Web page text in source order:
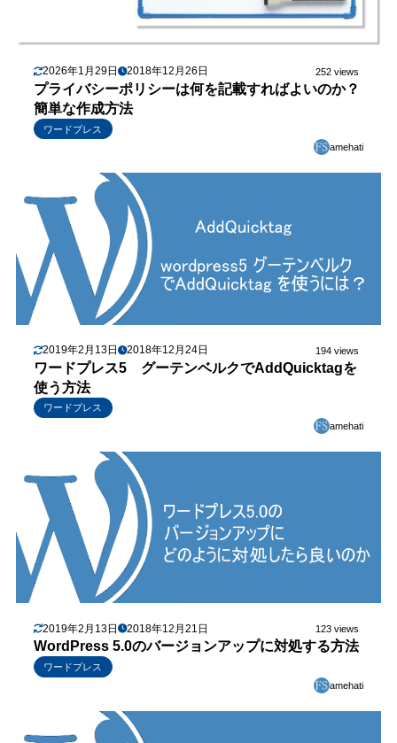
2026年1月29日 2018年12月26日 252 views
プライバシーポリシーは何を記載すればよいのか？
簡単な作成方法
ワードプレス
amehati
2019年2月13日 2018年12月24日 194 views
ワードプレス5 グーテンベルクでAddQuicktagを
使う方法
ワードプレス
amehati
2019年2月13日 2018年12月21日 123 views
WordPress 5.0のバージョンアップに対処する方法
ワードプレス
amehati